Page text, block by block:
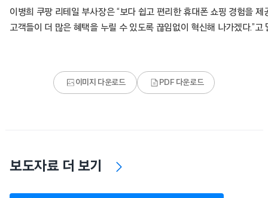
이병희 쿠팡 리테일 부사장은 “보다 쉽고 편리한 휴대폰 쇼핑 경험을
고객들이 더 많은 혜택을 누릴 수 있도록 끊임없이 혁신해 나가겠다.”고
이미지 다운로드 PDF 다운로드
보도자료 더 보기